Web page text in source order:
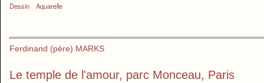
Dessin Aquarelle
Ferdinand (père) MARKS
Le temple de l'amour, parc Monceau, Paris